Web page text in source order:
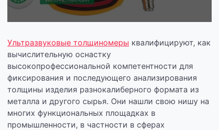
Ультразвуковые толщиномеры квалифицируют, как
вычислительную оснастку
высокопрофессиональной компетентности для
фиксирования и последующего анализирования
толщины изделия разнокалиберного формата из
металла и другого сырья. Они нашли свою нишу на
многих функциональных площадках в
промышленности, в частности в сферах